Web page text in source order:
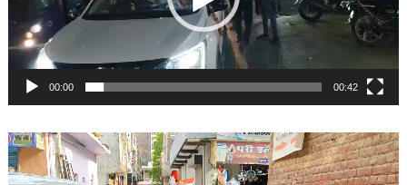
00:00 00:42
Video
Player